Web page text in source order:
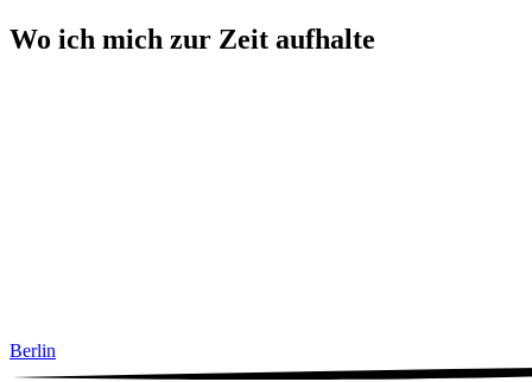
Wo ich mich zur Zeit aufhalte
Berlin